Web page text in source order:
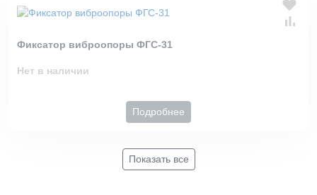
Фиксатор виброопоры ФГС-31
Нет в наличии
Подробнее
Показать все